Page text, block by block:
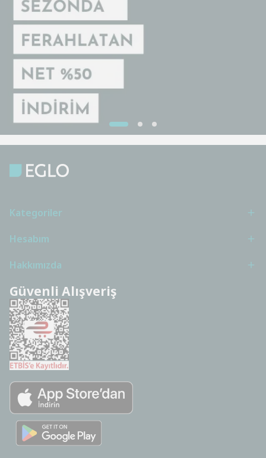
Kategoriler
Hesabım
Hakkımızda
Güvenli Alışveriş